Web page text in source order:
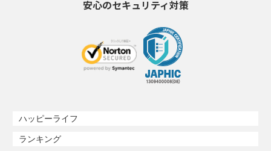
安心のセキュリティ対策
ハッピーライフ
ランキング